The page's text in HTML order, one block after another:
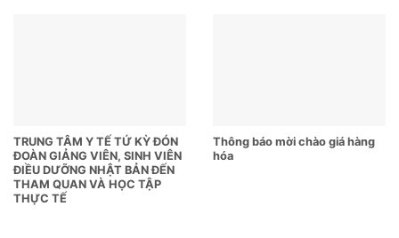
TRUNG TÂM Y TẾ TỨ KỲ ĐÓN
ĐOÀN GIẢNG VIÊN, SINH VIÊN
ĐIỀU DƯỠNG NHẬT BẢN ĐẾN
THAM QUAN VÀ HỌC TẬP
THỰC TẾ
Thông báo mời chào giá hàng
hóa